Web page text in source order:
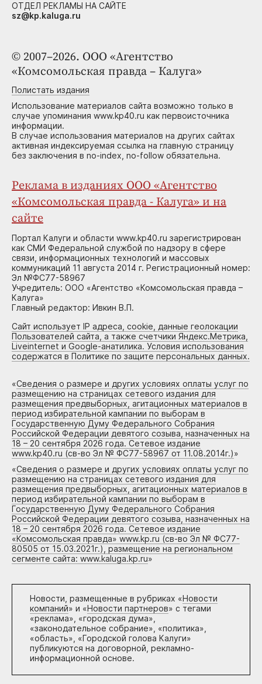
© 2007–2026. ООО «Агентство
«Комсомольская правда – Калуга»
Полистать издания
Использование материалов сайта возможно только в
случае упоминания www.kp40.ru как первоисточника
информации.
В случае использования материалов на других сайтах
активная индексируемая ссылка на главную страницу
без заключения в no-index, no-follow обязательна.
Реклама в изданиях ООО «Агентство
«Комсомольская правда - Калуга» и на
сайте
Портал Калуги и области www.kp40.ru зарегистрирован
как СМИ Федеральной службой по надзору в сфере
связи, информационных технологий и массовых
коммуникаций 11 августа 2014 г. Регистрационный номер:
Эл №ФС77-58967
Учредитель: ООО «Агентство «Комсомольская правда –
Калуга»
Главный редактор: Ивкин В.П.
Сайт использует IP адреса, cookie, данные геолокации
Пользователей сайта, а также счетчики Яндекс.Метрика,
Liveinternet и Google-анатилика. Условия использования
содержатся в Политике по защите персональных данных.
«Сведения о размере и других условиях оплаты услуг по
размещению на страницах сетевого издания для
размещения предвыборных, агитационных материалов в
период избирательной кампании по выборам в
Государственную Думу Федерального Собрания
Российской Федерации девятого созыва, назначенных на
18 – 20 сентября 2026 года. Сетевое издание
www.kp40.ru (св-во Эл № ФС77-58967 от 11.08.2014г.)»
«Сведения о размере и других условиях оплаты услуг по
размещению на страницах сетевого издания для
размещения предвыборных, агитационных материалов в
период избирательной кампании по выборам в
Государственную Думу Федерального Собрания
Российской Федерации девятого созыва, назначенных на
18 – 20 сентября 2026 года. Сетевое издание
«Комсомольская правда» www.kp.ru (св-во Эл № ФС77-
80505 от 15.03.2021г.), размещение на региональном
сегменте сайта: www.kaluga.kp.ru»
Новости, размещенные в рубриках «Новости
компаний» и «Новости партнеров» с тегами
«реклама», «городская дума»,
«законодательное собрание», «политика»,
«область», «Городской голова Калуги»
публикуются на договорной, рекламно-
информационной основе.
ОТДЕЛ РЕКЛАМЫ НА САЙТЕ
sz@kp.kaluga.ru